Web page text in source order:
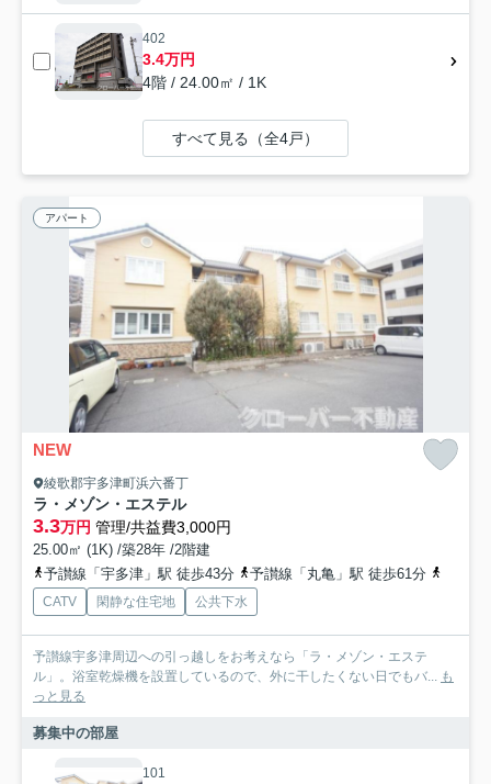
402
3.4万円
4階 / 24.00㎡ / 1K
すべて見る（全4戸）
アパート
NEW
綾歌郡宇多津町浜六番丁
ラ・メゾン・エステル
3.3万円 管理/共益費3,000円
25.00㎡ (1K) /築28年 /2階建
予讃線「宇多津」駅 徒歩43分
予讃線「丸亀」駅 徒歩61分
CATV 閑静な住宅地 公共下水
予讃線宇多津周辺への引っ越しをお考えなら「ラ・メゾン・エステ
ル」。浴室乾燥機を設置しているので、外に干したくない日でもバ... も
っと見る
募集中の部屋
101